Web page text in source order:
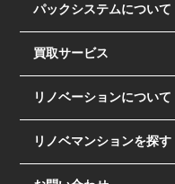
パックシステムについて
買取サービス
リノベーションについて
リノベマンションを探す